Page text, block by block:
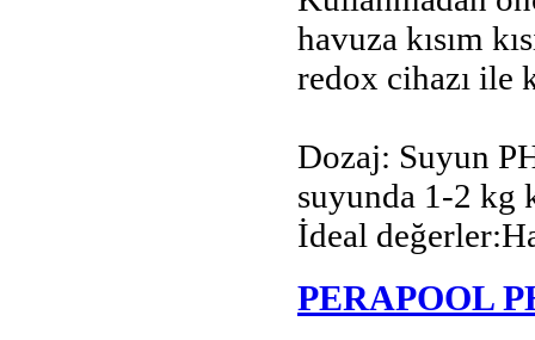
havuza kısım
redox cihazı ile
Dozaj: Suyun
suyunda 1-2 kg
İdeal
PERAPOOL